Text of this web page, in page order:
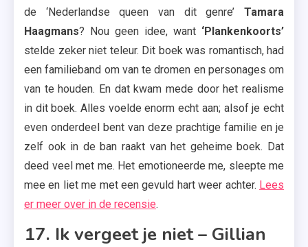
de ‘Nederlandse queen van dit genre’ Tamara
Haagmans? Nou geen idee, want ‘Plankenkoorts’
stelde zeker niet teleur. Dit boek was romantisch, had
een familieband om van te dromen en personages om
van te houden. En dat kwam mede door het realisme
in dit boek. Alles voelde enorm echt aan; alsof je echt
even onderdeel bent van deze prachtige familie en je
zelf ook in de ban raakt van het geheime boek. Dat
deed veel met me. Het emotioneerde me, sleepte me
mee en liet me met een gevuld hart weer achter. Lees
er meer over in de recensie.
17. Ik vergeet je niet – Gillian